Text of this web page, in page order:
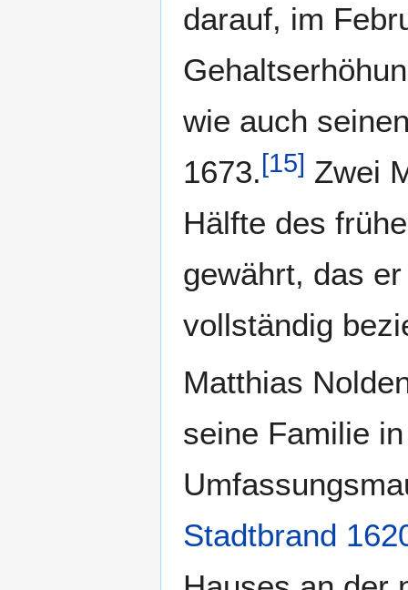
darauf, im
wie auch
1673.[15] Zwei
Hälfte des
gewährt, das
vollständig
Matthias
seine Familie
Stadtbrand